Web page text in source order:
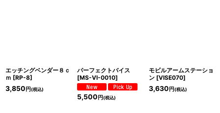
エッチングベンダー８ｃ
ｍ [RP-8]
3,850 円(税込)
パーフェクトバイス
[MS-VI-0010]
5,500 円(税込)
モビルアームステーショ
ン [VISE070]
3,630 円(税込)